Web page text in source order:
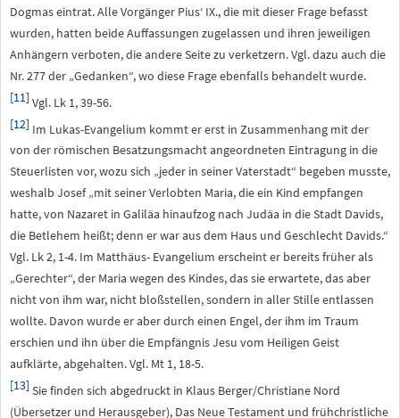
Dogmas eintrat. Alle Vorgänger Pius‘ IX., die mit dieser Frage befasst
wurden, hatten beide Auffassungen zugelassen und ihren jeweiligen
Anhängern verboten, die andere Seite zu verketzern. Vgl. dazu auch die
Nr. 277 der „Gedanken“, wo diese Frage ebenfalls behandelt wurde.
[11] Vgl. Lk 1, 39-56.
[12] Im Lukas-Evangelium kommt er erst in Zusammenhang mit der
von der römischen Besatzungsmacht angeordneten Eintragung in die
Steuerlisten vor, wozu sich „jeder in seiner Vaterstadt“ begeben musste,
weshalb Josef „mit seiner Verlobten Maria, die ein Kind empfangen
hatte, von Nazaret in Galiläa hinaufzog nach Judäa in die Stadt Davids,
die Betlehem heißt; denn er war aus dem Haus und Geschlecht Davids.“
Vgl. Lk 2, 1-4. Im Matthäus- Evangelium erscheint er bereits früher als
„Gerechter“, der Maria wegen des Kindes, das sie erwartete, das aber
nicht von ihm war, nicht bloßstellen, sondern in aller Stille entlassen
wollte. Davon wurde er aber durch einen Engel, der ihm im Traum
erschien und ihn über die Empfängnis Jesu vom Heiligen Geist
aufklärte, abgehalten. Vgl. Mt 1, 18-5.
[13] Sie finden sich abgedruckt in Klaus Berger/Christiane Nord
(Übersetzer und Herausgeber), Das Neue Testament und frühchristliche